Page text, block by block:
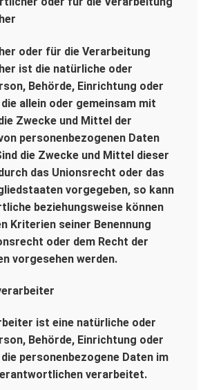
oder für die Verarbeitung
ist die natürliche oder
Behörde, Einrichtung oder
allein oder gemeinsam mit
Zwecke und Mittel der
personenbezogenen Daten
die Zwecke und Mittel dieser
das Unionsrecht oder das
vorgegeben, so kann
beziehungsweise können
Kriterien seiner Benennung
oder dem Recht der
vorgesehen werden.
ist eine natürliche oder
Behörde, Einrichtung oder
personenbezogene Daten im
verarbeitet.